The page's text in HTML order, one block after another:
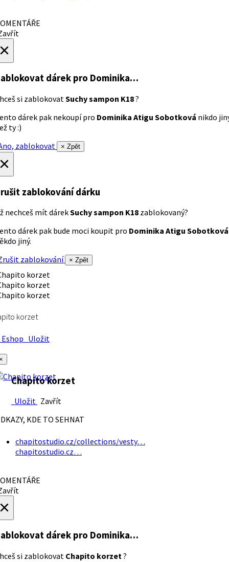
dárek pro Dominika…
si zablokovatSuchy sampon K18?
dárek pak nekoupí pro Dominika Atigu Sobotková nikdo
ty :)
zablokovat
× Zpět
zablokování dárku
nechceš mít dárekSuchy sampon K18 zablokovaný?
dárek pak bude moci koupit pro Dominika Atigu Sobotková
jiný.
zablokování
× Zpět
korzet
Uložit
Chapito korzet
Uložit Zavřít
KDE TO SEHNAT
chapitostudio.cz/collections/vesty…
chapitostudio.cz…
dárek pro Dominika…
si zablokovat Chapito korzet?